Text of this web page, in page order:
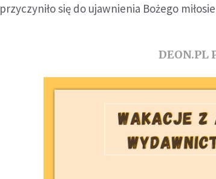
przyczyniło się do ujawnienia Bożego
DEON.PL